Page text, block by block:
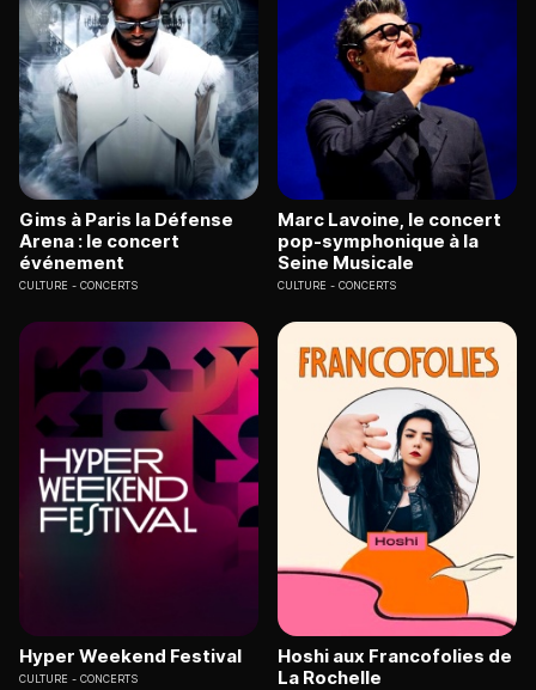
Gims à Paris la Défense
Arena : le concert
événement
CULTURE CONCERTS
Marc Lavoine, le concert
pop-symphonique à la
Seine Musicale
CULTURE CONCERTS
Hyper Weekend Festival
CULTURE CONCERTS
Hoshi aux Francofolies de
La Rochelle